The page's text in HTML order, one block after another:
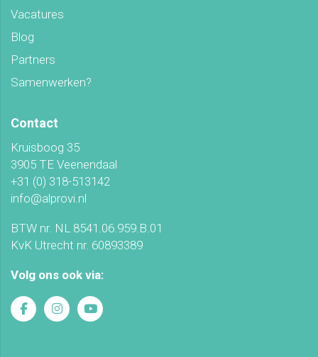
Vacatures
Blog
Partners
Samenwerken?
Contact
Kruisboog 35
3905 TE Veenendaal
+31 (0) 318-513142
info@alprovi.nl
BTW nr. NL 8541.06.959.B.01
KvK Utrecht nr. 60893389
Volg ons ook via: